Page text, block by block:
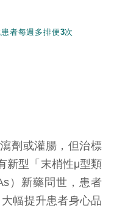
者每週多排便3次
劑或灌腸，但治標
新型「末梢性μ型類
）新藥問世，患者
幅提升患者身心品